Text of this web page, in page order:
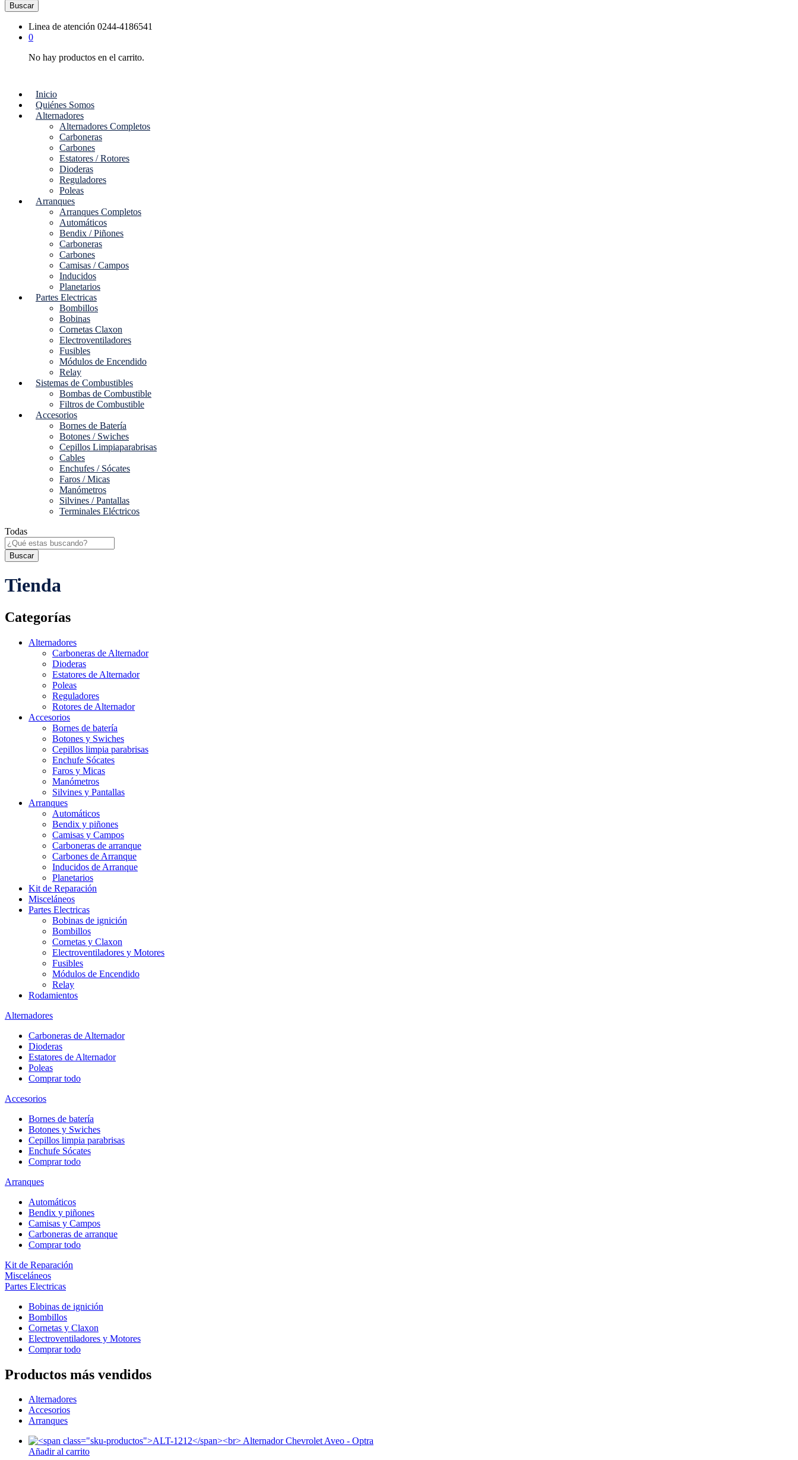
Buscar
Linea de atención 0244-4186541
0
No hay productos en el carrito.
Inicio
Quiénes Somos
Alternadores
Alternadores Completos
Carboneras
Carbones
Estatores / Rotores
Dioderas
Reguladores
Poleas
Arranques
Arranques Completos
Automáticos
Bendix / Piñones
Carboneras
Carbones
Camisas / Campos
Inducidos
Planetarios
Partes Electricas
Bombillos
Bobinas
Cornetas Claxon
Electroventiladores
Fusibles
Módulos de Encendido
Relay
Sistemas de Combustibles
Bombas de Combustible
Filtros de Combustible
Accesorios
Bornes de Batería
Botones / Swiches
Cepillos Limpiaparabrisas
Cables
Enchufes / Sócates
Faros / Micas
Manómetros
Silvines / Pantallas
Terminales Eléctricos
Todas
Buscar
Tienda
Categorías
Alternadores
Carboneras de Alternador
Dioderas
Estatores de Alternador
Poleas
Reguladores
Rotores de Alternador
Accesorios
Bornes de batería
Botones y Swiches
Cepillos limpia parabrisas
Enchufe Sócates
Faros y Micas
Manómetros
Silvines y Pantallas
Arranques
Automáticos
Bendix y piñones
Camisas y Campos
Carboneras de arranque
Carbones de Arranque
Inducidos de Arranque
Planetarios
Kit de Reparación
Misceláneos
Partes Electricas
Bobinas de ignición
Bombillos
Cornetas y Claxon
Electroventiladores y Motores
Fusibles
Módulos de Encendido
Relay
Rodamientos
Alternadores
Carboneras de Alternador
Dioderas
Estatores de Alternador
Poleas
Comprar todo
Accesorios
Bornes de batería
Botones y Swiches
Cepillos limpia parabrisas
Enchufe Sócates
Comprar todo
Arranques
Automáticos
Bendix y piñones
Camisas y Campos
Carboneras de arranque
Comprar todo
Kit de Reparación
Misceláneos
Partes Electricas
Bobinas de ignición
Bombillos
Cornetas y Claxon
Electroventiladores y Motores
Comprar todo
Productos más vendidos
Alternadores
Accesorios
Arranques
Añadir al carrito